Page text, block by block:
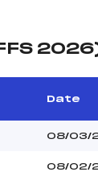
Date
08/03/
08/02/